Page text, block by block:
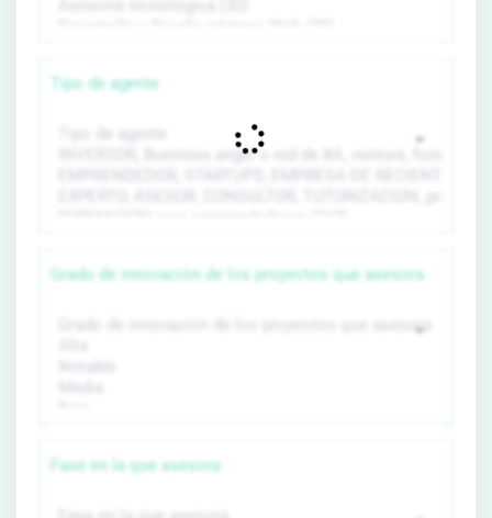
Tipo de agente
Grado de innovación de los proyectos que asesora
Fase en la que asesora